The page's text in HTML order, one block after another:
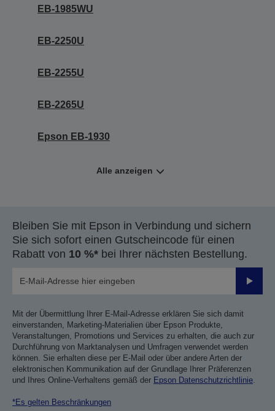
EB-1985WU
EB-2250U
EB-2255U
EB-2265U
Epson EB-1930
Alle anzeigen
Bleiben Sie mit Epson in Verbindung und sichern
Sie sich sofort einen Gutscheincode für einen
Rabatt von 10 %* bei Ihrer nächsten Bestellung.
Mit der Übermittlung Ihrer E-Mail-Adresse erklären Sie sich damit
einverstanden, Marketing-Materialien über Epson Produkte,
Veranstaltungen, Promotions und Services zu erhalten, die auch zur
Durchführung von Marktanalysen und Umfragen verwendet werden
können. Sie erhalten diese per E-Mail oder über andere Arten der
elektronischen Kommunikation auf der Grundlage Ihrer Präferenzen
und Ihres Online-Verhaltens gemäß der Epson Datenschutzrichtlinie.
*Es gelten Beschränkungen